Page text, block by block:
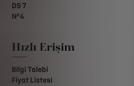
DS 7
N°4
Hızlı Erişim
Bilgi Talebi
Fiyat Listesi